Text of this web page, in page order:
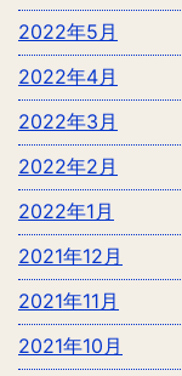
2022年5月
2022年4月
2022年3月
2022年2月
2022年1月
2021年12月
2021年11月
2021年10月